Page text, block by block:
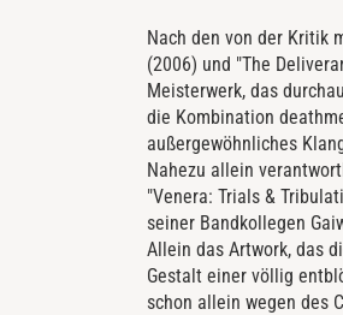
Nach den von der Kritik
(2006) und "The
Meisterwerk, das
die Kombination
außergewöhnliches
Nahezu allein
"Venera: Trials &
seiner Bandkollegen
Allein das Artwork, das
Gestalt einer völlig
schon allein wegen des